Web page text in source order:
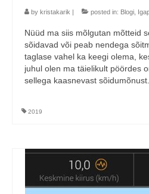
Kontakt
Uudised ja blogi
by kristakarik | posted in: Blogi
Nüüd ma siis mõlgutan mõtteid
sõidavad või peab nendega
taglase vahel ka keegi olema,
juhul olen ma täielikult pöördes
sellega kaasnevast
2019